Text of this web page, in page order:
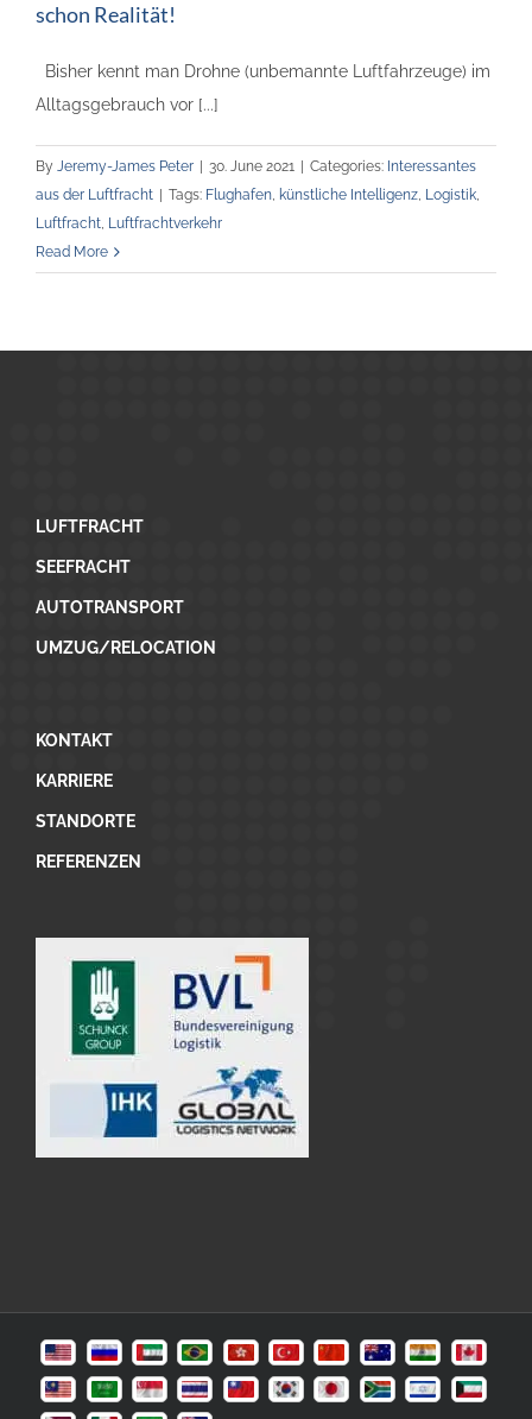
schon Realität!
Bisher kennt man Drohne (unbemannte Luftfahrzeuge) im
Alltagsgebrauch vor [...]
By Jeremy-James Peter 30. June 2021 Categories: Interessantes
aus der Luftfracht
Tags: Flughafen, künstliche Intelligenz, Logistik,
Luftfracht, Luftfrachtverkehr
Read More
LUFTFRACHT
SEEFRACHT
AUTOTRANSPORT
UMZUG/RELOCATION
KONTAKT
KARRIERE
STANDORTE
REFERENZEN